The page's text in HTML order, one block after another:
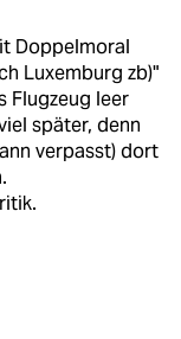
Doppelmoral
Luxemburg zb)"
Flugzeug leer
später, denn
verpasst) dort